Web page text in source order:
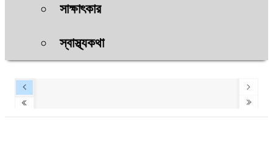
সাক্ষাৎকার
স্বাস্থ্যকথা